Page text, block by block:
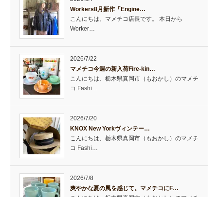
Workers8月新作「Engine…
こんにちは、マメチコ店長です。 本日から
Worker…
2026/7/22
マメチコ今週の新入荷Fire-kin…
こんにちは、栃木県真岡市（もおかし）のマメチ
コ Fashi…
2026/7/20
KNOX New Yorkヴィンテー…
こんにちは、栃木県真岡市（もおかし）のマメチ
コ Fashi…
2026/7/8
爽やかな夏の風を感じて。マメチコにF…